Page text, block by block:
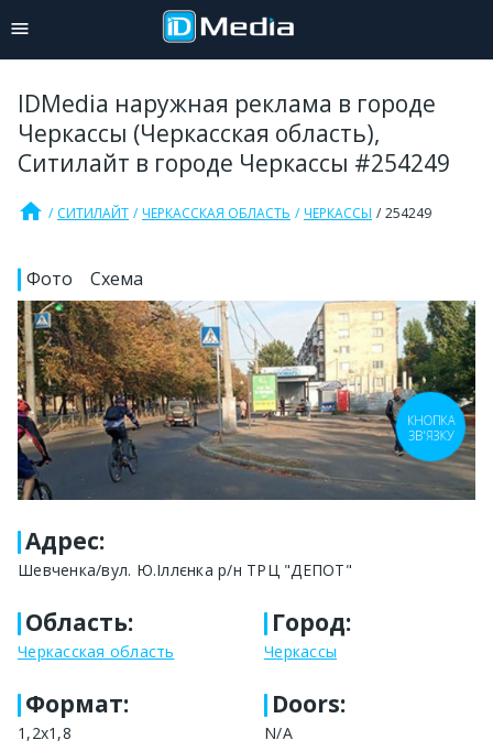
IDMedia наружная реклама в городе
Черкассы (Черкасская область),
Ситилайт в городе Черкассы #254249
home СИТИЛАЙТ ЧЕРКАССКАЯ ОБЛАСТЬ ЧЕРКАССЫ 254249
Фото Схема
Адрес:
Шевченка/вул. Ю.Іллєнка р/н ТРЦ "ДЕПОТ"
Область:
Черкасская область
Город:
Черкассы
Формат:
1,2х1,8
Doors:
N/A
КНОПКА
ЗВ'ЯЗКУ